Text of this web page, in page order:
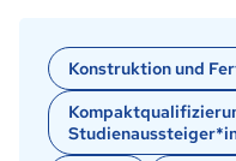
Konstruktion und